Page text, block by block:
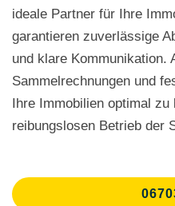
ideale Partner für Ihre
garantieren zuverlässige
und klare Kommunikation.
Sammelrechnungen und
Ihre Immobilien optimal zu
reibungslosen Betrieb der